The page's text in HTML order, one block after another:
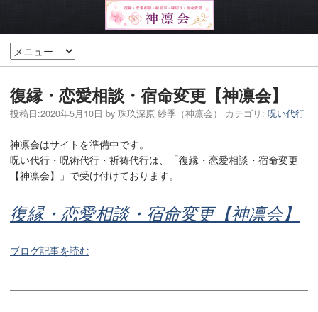
復縁・恋愛相談・宿命変更【神凛会】
投稿日:2020年5月10日 by 珠玖深原 紗季（神凛会） カテゴリ: 呪い代行
神凛会はサイトを準備中です。
呪い代行・呪術代行・祈祷代行は、「復縁・恋愛相談・宿命変更
【神凛会】」で受け付けております。
復縁・恋愛相談・宿命変更【神凛会】
ブログ記事を読む